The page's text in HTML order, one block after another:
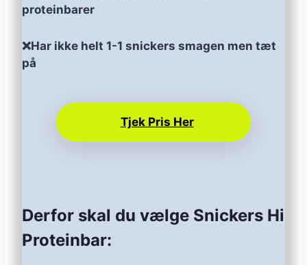
proteinbarer
❌Har ikke helt 1-1 snickers smagen men tæt
på
Tjek Pris Her
Derfor skal du vælge Snickers Hi
Proteinbar: